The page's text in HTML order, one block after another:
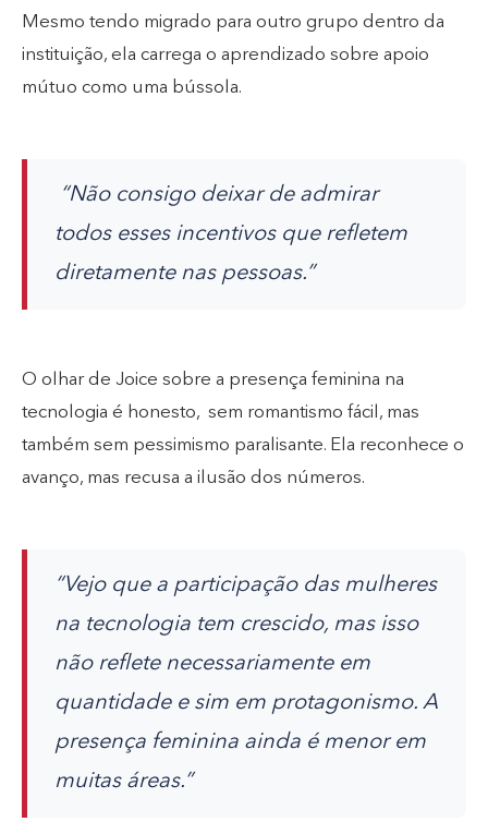
Mesmo tendo migrado para outro grupo dentro da
instituição, ela carrega o aprendizado sobre apoio
mútuo como uma bússola.
“Não consigo deixar de admirar
todos esses incentivos que refletem
diretamente nas pessoas.”
O olhar de Joice sobre a presença feminina na
tecnologia é honesto, sem romantismo fácil, mas
também sem pessimismo paralisante. Ela reconhece o
avanço, mas recusa a ilusão dos números.
“Vejo que a participação das mulheres
na tecnologia tem crescido, mas isso
não reflete necessariamente em
quantidade e sim em protagonismo. A
presença feminina ainda é menor em
muitas áreas.”